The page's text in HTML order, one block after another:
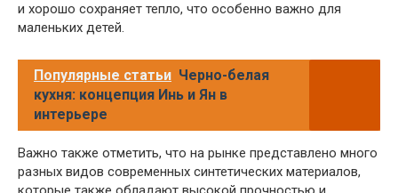
и хорошо сохраняет тепло, что особенно важно для
маленьких детей.
Популярные статьи Черно-белая
кухня: концепция Инь и Ян в
интерьере
Важно также отметить, что на рынке представлено много
разных видов современных синтетических материалов,